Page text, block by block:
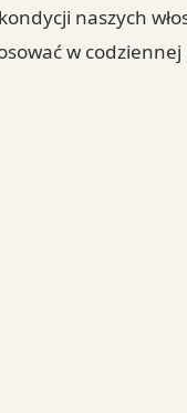
naszych
w